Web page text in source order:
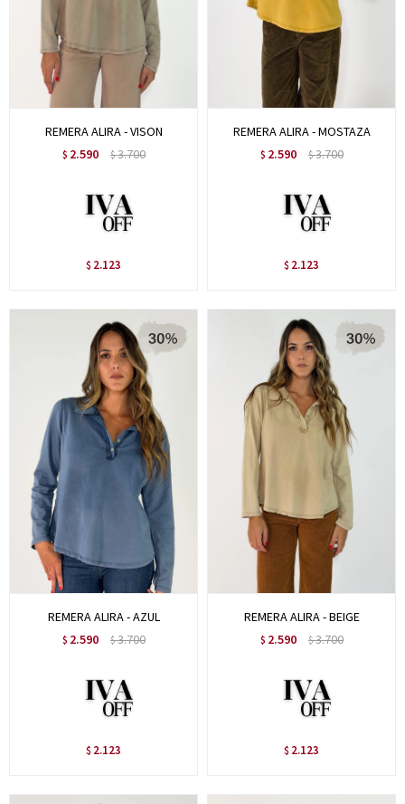
REMERA ALIRA - VISON
$ 2.590 $3.700
$ 2.123
REMERA ALIRA - MOSTAZA
$ 2.590 $3.700
$ 2.123
REMERA ALIRA - AZUL
$ 2.590 $3.700
$ 2.123
REMERA ALIRA - BEIGE
$ 2.590 $3.700
$ 2.123